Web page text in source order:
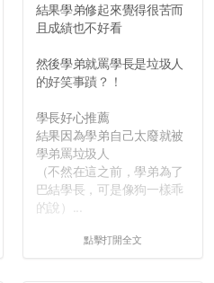
結果學弟修起來覺得很苦而
且成績也不好看
然後學弟就罵學長是垃圾人
的好笑事蹟？！
學長好心推薦
結果因為學弟自己太廢就被
學弟罵垃圾人
（不然在這之前，學弟為了
巴結學長，可是像狗一樣乖
的說）...
點擊打開全文